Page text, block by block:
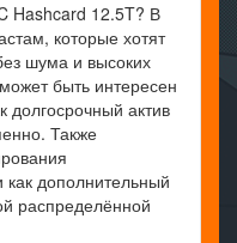
Hashcard 12.5T? В
которые хотят
шума и высоких
быть интересен
долгосрочный актив
Также
дополнительный
распределённой